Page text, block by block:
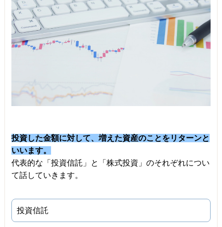
投資した金額に対して、増えた資産のことをリターンと
いいます。
代表的な「投資信託」と「株式投資」のそれぞれについ
て話していきます。
投資信託